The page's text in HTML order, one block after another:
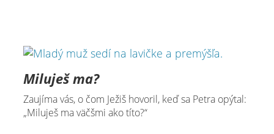
Miluješ ma?
Zaujíma vás, o čom Ježiš hovoril, keď sa Petra opýtal:
„Miluješ ma väčšmi ako títo?“